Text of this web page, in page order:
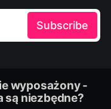
Subscribe
wyposażony -
są niezbędne?